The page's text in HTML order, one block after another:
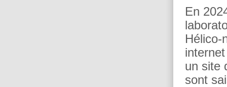
En
Hélico-
un site
sont